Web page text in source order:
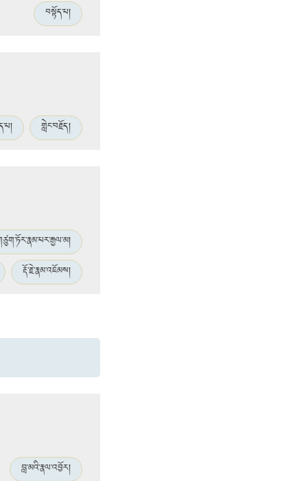
བསྟོད་པ།
གླེང་བརྗོད།
རྡོ་རྗེ་རྣམ་འཇོམས།
བླ་མའི་རྣལ་འབྱོར།